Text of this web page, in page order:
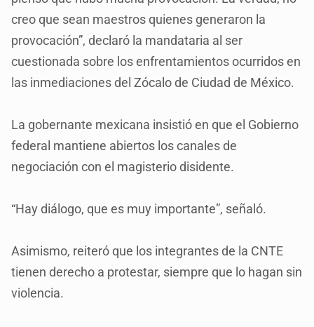
creo que sean maestros quienes generaron la
provocación”, declaró la mandataria al ser
cuestionada sobre los enfrentamientos ocurridos en
las inmediaciones del Zócalo de Ciudad de México.
La gobernante mexicana insistió en que el Gobierno
federal mantiene abiertos los canales de
negociación con el magisterio disidente.
“Hay diálogo, que es muy importante”, señaló.
Asimismo, reiteró que los integrantes de la CNTE
tienen derecho a protestar, siempre que lo hagan sin
violencia.